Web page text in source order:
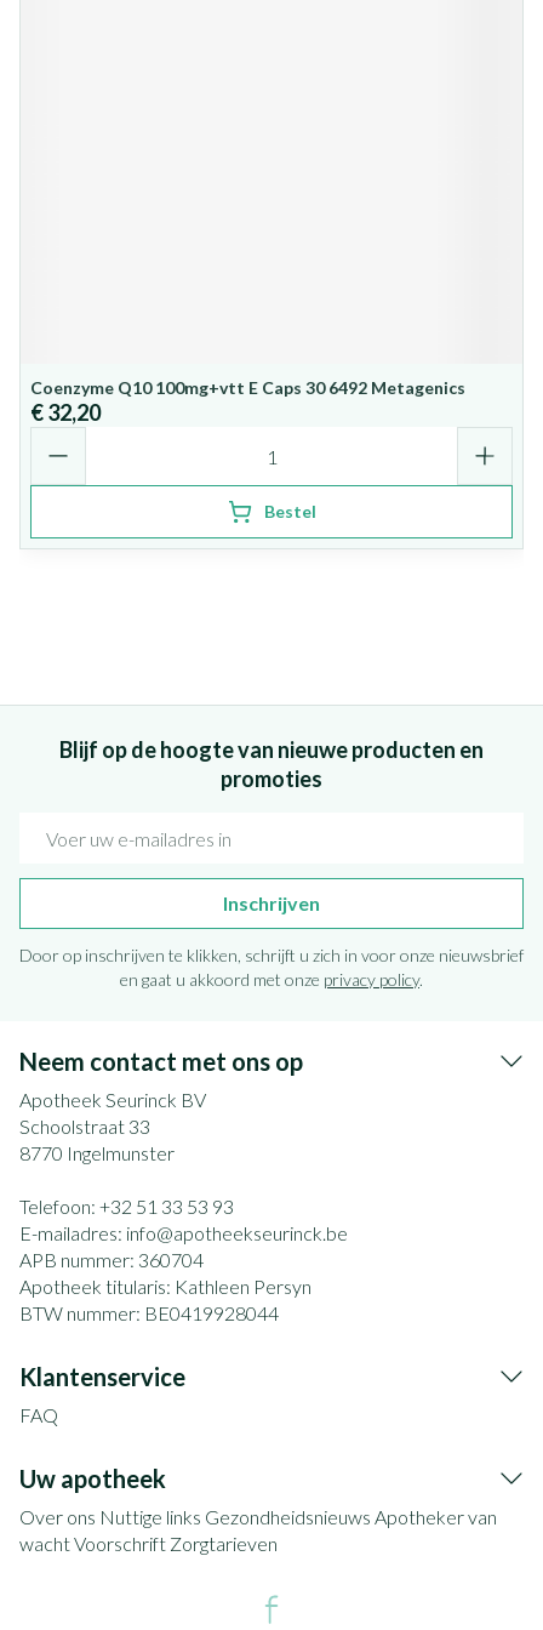
Coenzyme Q10 100mg+vtt E Caps 30 6492 Metagenics
€ 32,20
Bestel
Blijf op de hoogte van nieuwe producten en
promoties
Inschrijven
Door op inschrijven te klikken, schrijft u zich in voor onze nieuwsbrief
en gaat u akkoord met onze privacy policy.
Neem contact met ons op
Apotheek Seurinck BV
Schoolstraat 33
8770 Ingelmunster
Telefoon: +32 51 33 53 93
E-mailadres: info@apotheekseurinck.be
APB nummer: 360704
Apotheek titularis: Kathleen Persyn
BTW nummer: BE0419928044
Klantenservice
FAQ
Uw apotheek
Over ons Nuttige links Gezondheidsnieuws Apotheker van
wachtVoorschrift Zorgtarieven